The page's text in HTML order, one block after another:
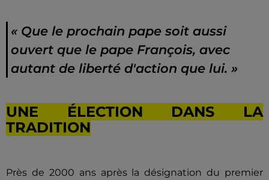
« Que le prochain pape soit aussi
ouvert que le pape François, avec
autant de liberté d'action que lui. »
UNE ÉLECTION DANS LA
TRADITION
Près de 2000 ans après la désignation du premier